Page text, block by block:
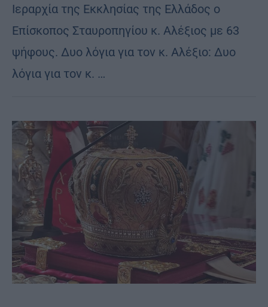
Ιεραρχία της Εκκλησίας της Ελλάδος ο
Επίσκοπος Σταυροπηγίου κ. Αλέξιος με 63
ψήφους. Δυο λόγια για τον κ. Αλέξιο: Δυο
λόγια για τον κ. …